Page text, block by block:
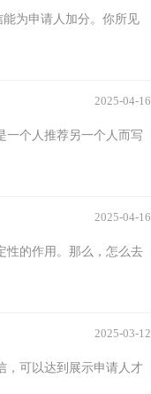
为申请人加分。你所见
2025-04-16
一个人推荐另一个人而写
2025-04-16
性的作用。那么，怎么去
2025-03-12
，可以达到展示申请人才